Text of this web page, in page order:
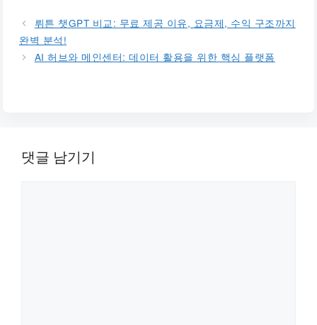
뤼튼 챗GPT 비교: 무료 제공 이유, 요금제, 수익 구조까지
완벽 분석!
AI 허브와 메인센터: 데이터 활용을 위한 핵심 플랫폼
댓글 남기기